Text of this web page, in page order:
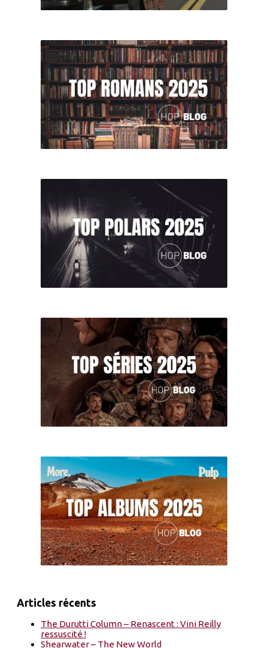
Articles récents
The Durutti Column – Renascent : Vini Reilly
ressuscité !
Shearwater – The New World